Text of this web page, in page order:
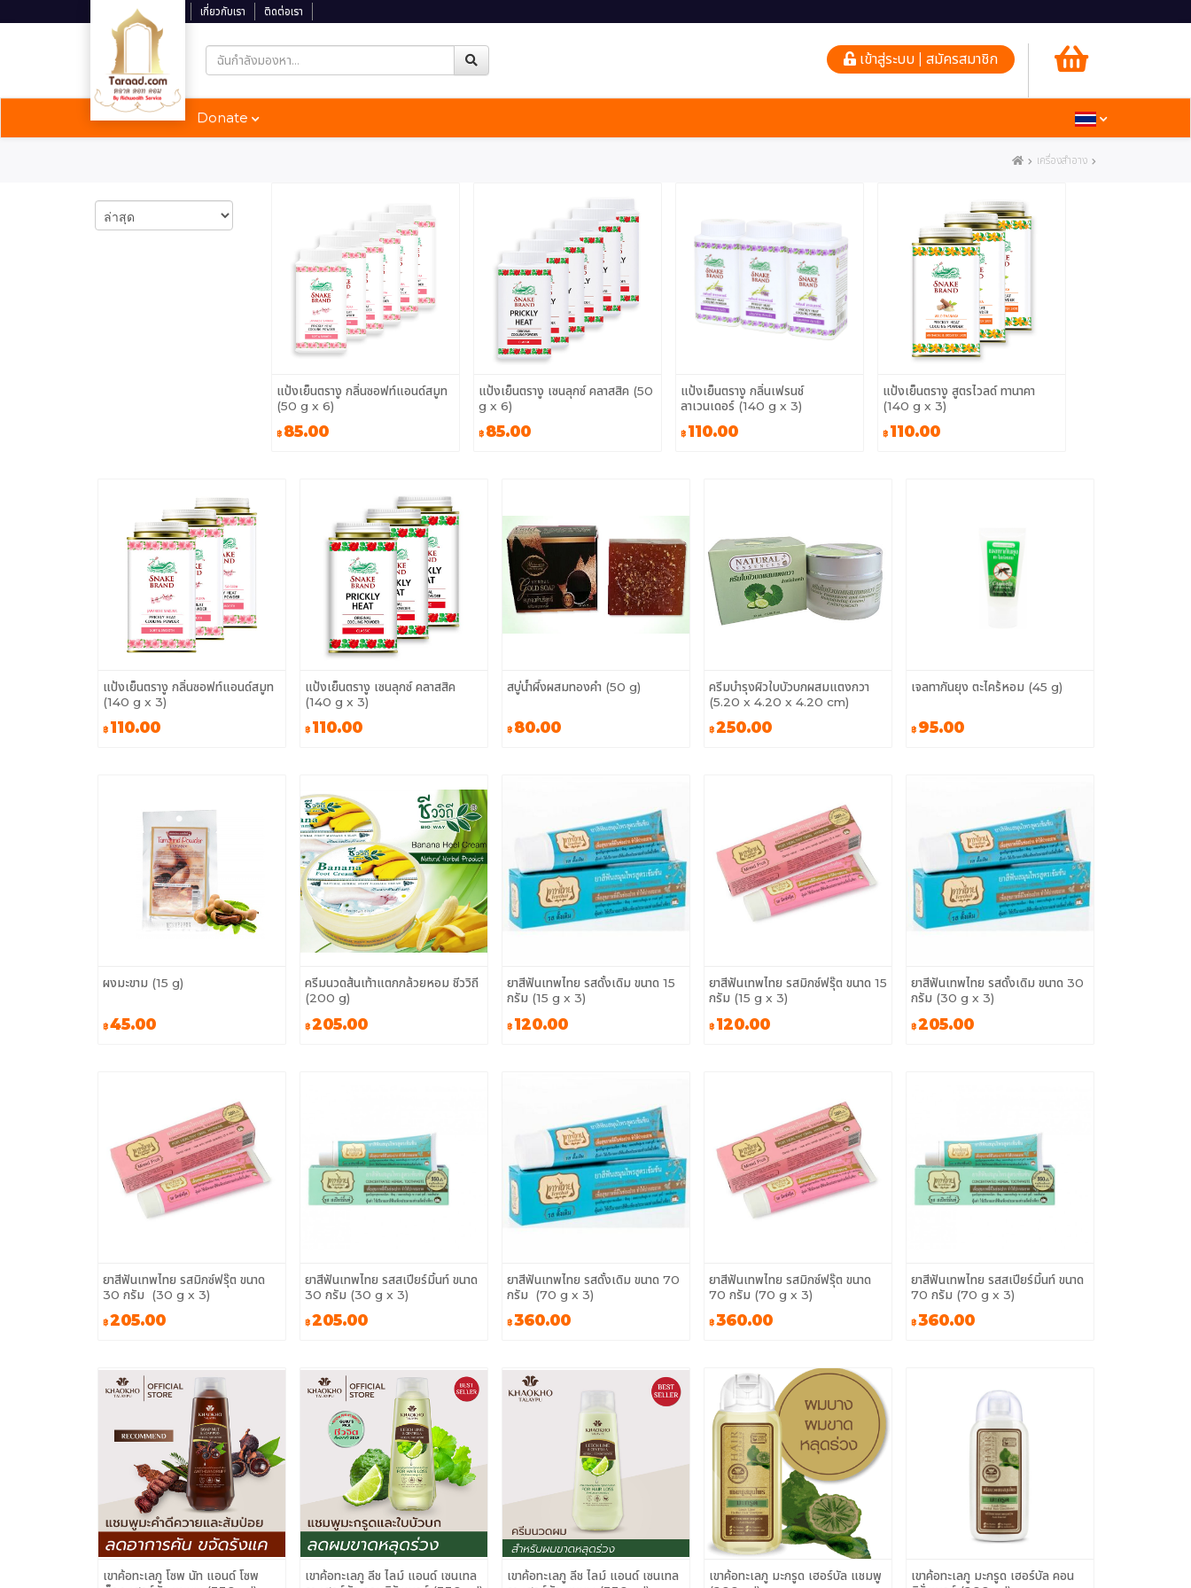
ติดตามสถานะจัดส่ง เกี่ยวกับเรา ติดต่อเรา
เข้าสู่ระบบ | สมัครสมาชิก
Donate
เครื่องสำอาง
แป้งเย็นตรางู กลิ่นซอฟท์แอนด์สมูท
(50 g x 6)
฿ 85.00
แป้งเย็นตรางู เซนลุกซ์ คลาสสิค (50
g x 6)
฿ 85.00
แป้งเย็นตรางู กลิ่นเฟรนช์
ลาเวนเดอร์ (140 g x 3)
฿ 110.00
แป้งเย็นตรางู สูตรไวลด์ ทานาคา
(140 g x 3)
฿ 110.00
แป้งเย็นตรางู กลิ่นซอฟท์แอนด์สมูท
(140 g x 3)
฿ 110.00
แป้งเย็นตรางู เซนลุกซ์ คลาสสิค
(140 g x 3)
฿ 110.00
สบู่น้ำผึ้งผสมทองคำ (50 g)
฿ 80.00
ครีมบำรุงผิวใบบัวบกผสมแตงกวา
(5.20 x 4.20 x 4.20 cm)
฿250.00
เจลทากันยุง ตะไคร้หอม (45 g)
฿ 95.00
ผงมะขาม (15 g)
฿45.00
ครีมนวดส้นเท้าแตกกล้วยหอม ชีววิถี
(200 g)
฿205.00
ยาสีฟันเทพไทย รสดั้งเดิม ขนาด 15
กรัม (15 g x 3)
฿ 120.00
ยาสีฟันเทพไทย รสมิกซ์ฟรุ๊ต ขนาด 15
กรัม (15 g x 3)
฿ 120.00
ยาสีฟันเทพไทย รสดั้งเดิม ขนาด 30
กรัม (30 g x 3)
฿205.00
ยาสีฟันเทพไทย รสมิกซ์ฟรุ๊ต ขนาด
30 กรัม (30 g x 3)
฿205.00
ยาสีฟันเทพไทย รสสเปียร์มิ้นท์ ขนาด
30 กรัม (30 g x 3)
฿205.00
ยาสีฟันเทพไทย รสดั้งเดิม ขนาด 70
กรัม (70 g x 3)
฿360.00
ยาสีฟันเทพไทย รสมิกซ์ฟรุ๊ต ขนาด
70 กรัม (70 g x 3)
฿360.00
ยาสีฟันเทพไทย รสสเปียร์มิ้นท์ ขนาด
70 กรัม (70 g x 3)
฿360.00
เขาค้อทะเลภู โซพ นัท แอนด์ โซพ
เขาค้อทะเลภู ลีช ไลม์ แอนด์ เซนเทล
เขาค้อทะเลภู ลีช ไลม์ แอนด์ เซนเทล
เขาค้อทะเลภู มะกรูด เฮอร์บัล แชมพู
เขาค้อทะเลภู มะกรูด เฮอร์บัล คอน